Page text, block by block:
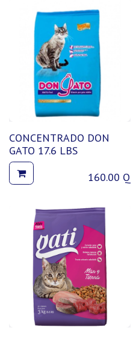
CONCENTRADO DON
GATO 17.6 LBS
160.00 Q